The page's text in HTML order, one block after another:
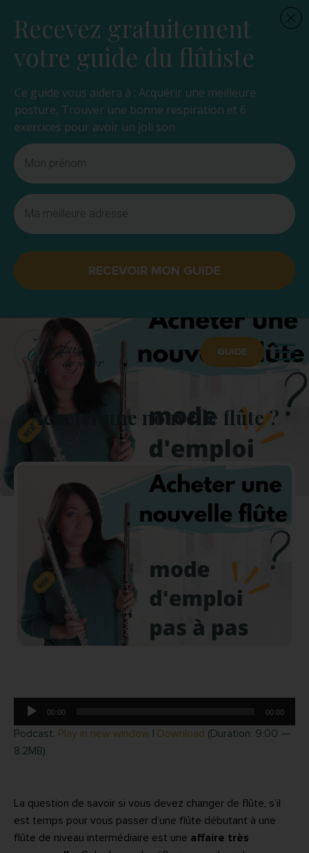
GUIDE
Acheter une nouvelle flûte ?
Lecteur
audio
00:00 00:00
Podcast: Play in new window | Download (Duration: 9:00 —
8.2MB)
La question de savoir si vous devez changer de flûte, s’il
est temps pour vous passer d’une flûte débutant à une
flûte de niveau intermédiaire est une affaire très
Recevez gratuitement
votre guide du flûtiste
Ce guide vous aidera à : Acquérir une meilleure
posture, Trouver une bonne respiration et 6
exercices pour avoir un joli son
RECEVOIR MON GUIDE